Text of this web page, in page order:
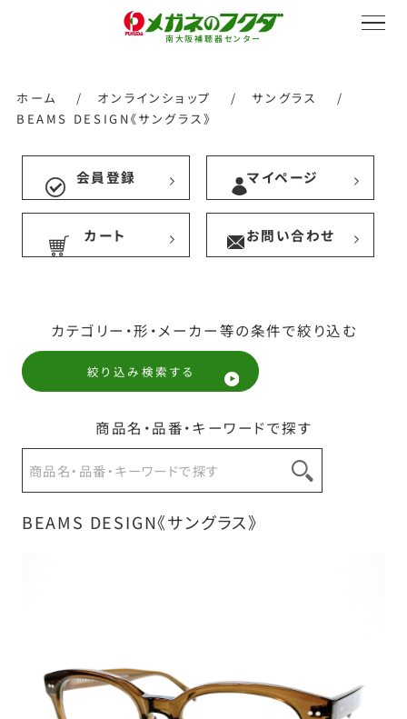
南大阪補聴器センター
サービス紹介
採用情報
ホーム / オンラインショップ / サングラス
/
BEAMS DESIGN《サングラス》
会員登録 マイページ
カート お問い合わせ
カテゴリー・形・メーカー等の条件で絞り込む
絞り込み検索する
商品名・品番・キーワードで探す
BEAMS DESIGN《サングラス》